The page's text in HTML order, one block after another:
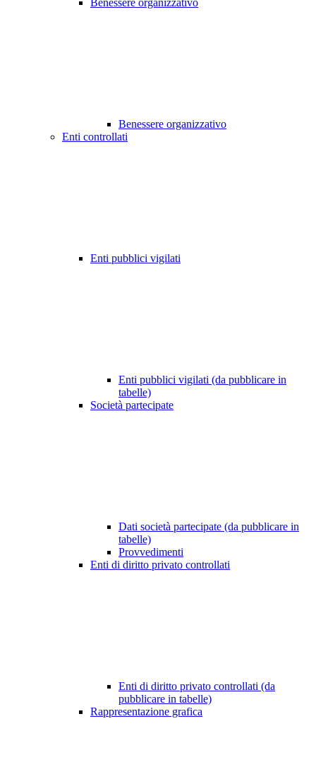
Benessere organizzativo
Benessere organizzativo
Enti controllati
Enti pubblici vigilati
Enti pubblici vigilati (da pubblicare in
tabelle)
Società partecipate
Dati società partecipate (da pubblicare in
tabelle)
Provvedimenti
Enti di diritto privato controllati
Enti di diritto privato controllati (da
pubblicare in tabelle)
Rappresentazione grafica